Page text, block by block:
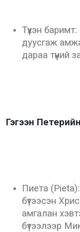
Түүхэн
дуусгаж
дараа түүний
Гэгээн
Пиета
бүтээсэн
амгалан
бүтээлээр